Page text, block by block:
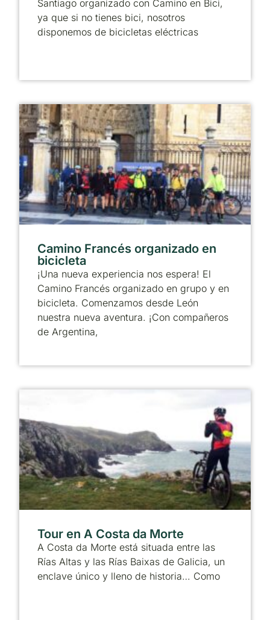
Santiago organizado con Camino en Bici,
ya que si no tienes bici, nosotros
disponemos de bicicletas eléctricas
Camino Francés organizado en
bicicleta
¡Una nueva experiencia nos espera! El
Camino Francés organizado en grupo y en
bicicleta. Comenzamos desde León
nuestra nueva aventura. ¡Con compañeros
de Argentina,
Tour en A Costa da Morte
A Costa da Morte está situada entre las
Rías Altas y las Rías Baixas de Galicia, un
enclave único y lleno de historia… Como